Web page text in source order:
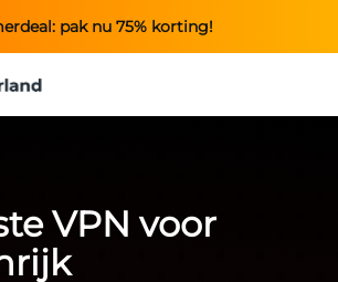
pak nu 75% korting!
VPN voor